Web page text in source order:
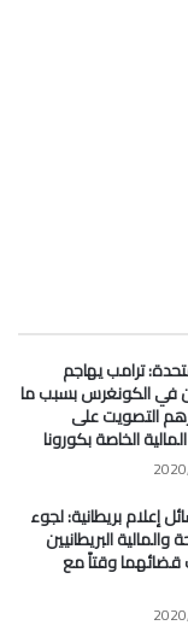
ترامب يهاجم
في الكونغرس بسبب ما
التصويت على
الخاصة بكورونا
إعلام بريطانية: لجوء
البريطانيين
قضائهما وقتاً مع